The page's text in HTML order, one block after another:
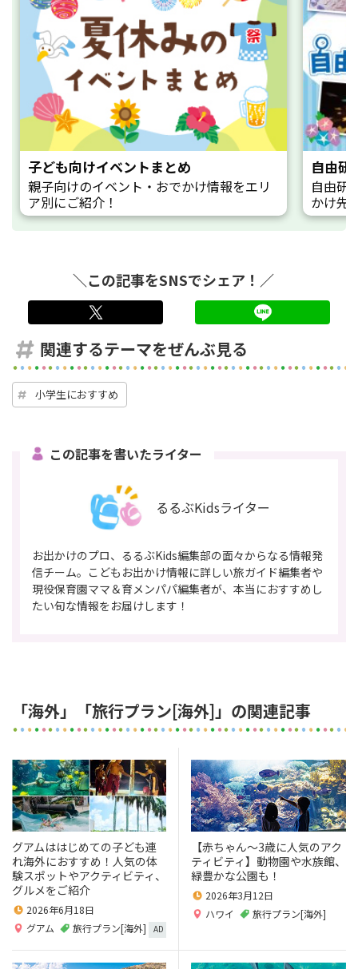
子ども向けイベントまとめ
親子向けのイベント・おでかけ情報をエリ
ア別にご紹介！
自由研
自由研
かけ先
＼この記事をSNSでシェア！／
関連するテーマをぜんぶ見る
小学生におすすめ
この記事を書いたライター
るるぶKidsライター
お出かけのプロ、るるぶKids編集部の面々からなる情報発
信チーム。こどもお出かけ情報に詳しい旅ガイド編集者や
現役保育園ママ＆育メンパパ編集者が、本当におすすめし
たい旬な情報をお届けします！
「海外」「旅行プラン[海外]」の関連記事
グアムははじめての子ども連
れ海外におすすめ！人気の体
験スポットやアクティビティ、
グルメをご紹介
2026年6月18日
グアム
旅行プラン[海外] AD
【赤ちゃん～3歳に人気のアク
ティビティ】動物園や水族館、
緑豊かな公園も！
2026年3月12日
ハワイ
旅行プラン[海外]